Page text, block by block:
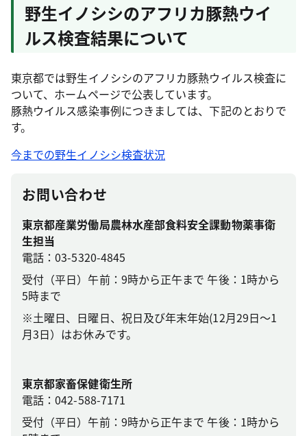
野生イノシシのアフリカ豚熱ウイ
ルス検査結果について
東京都では野生イノシシのアフリカ豚熱ウイルス検査に
ついて、ホームページで公表しています。
豚熱ウイルス感染事例につきましては、下記のとおりで
す。
今までの野生イノシシ検査状況
お問い合わせ
東京都産業労働局農林水産部食料安全課動物薬事衛
生担当
電話：03-5320-4845
受付（平日）午前：9時から正午まで 午後：1時から
5時まで
※土曜日、日曜日、祝日及び年末年始(12月29日～1
月3日）はお休みです。
東京都家畜保健衛生所
電話：042-588-7171
受付（平日）午前：9時から正午まで 午後：1時から